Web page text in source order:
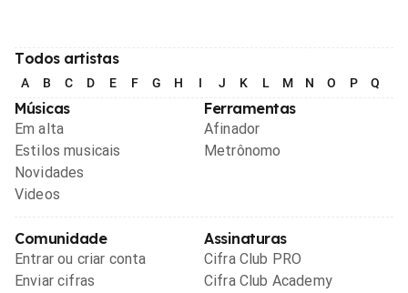
Todos artistas
A B C D E F G H I J K L M N O P Q
Músicas
Em alta
Estilos musicais
Novidades
Videos
Ferramentas
Afinador
Metrônomo
Comunidade
Entrar ou criar conta
Enviar cifras
Assinaturas
Cifra Club PRO
Cifra Club Academy